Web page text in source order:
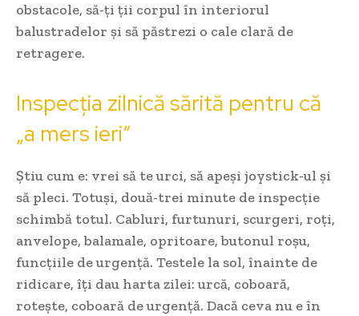
obstacole, să-ți ții corpul în interiorul
balustradelor și să păstrezi o cale clară de
retragere.
Inspecția zilnică sărită pentru că
„a mers ieri”
Știu cum e: vrei să te urci, să apeși joystick-ul și
să pleci. Totuși, două-trei minute de inspecție
schimbă totul. Cabluri, furtunuri, scurgeri, roți,
anvelope, balamale, opritoare, butonul roșu,
funcțiile de urgență. Testele la sol, înainte de
ridicare, îți dau harta zilei: urcă, coboară,
rotește, coboară de urgență. Dacă ceva nu e în